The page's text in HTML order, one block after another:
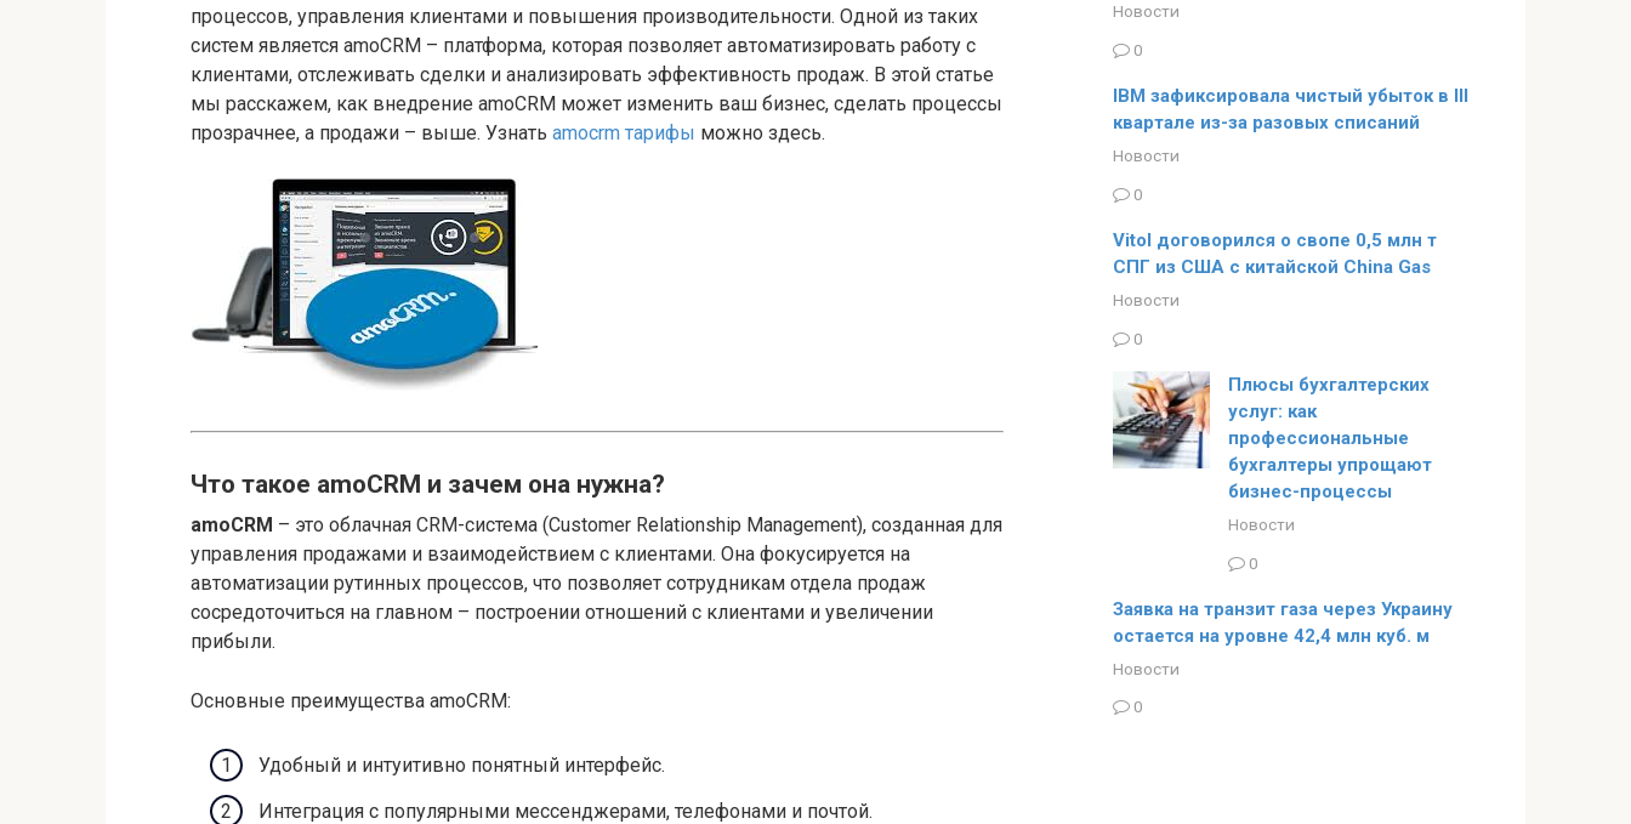
процессов, управления клиентами и повышения производительности. Одной из таких
систем является amoCRM – платформа, которая позволяет автоматизировать работу с
клиентами, отслеживать сделки и анализировать эффективность продаж. В этой статье
мы расскажем, как внедрение amoCRM может изменить ваш бизнес, сделать процессы
прозрачнее, а продажи – выше. Узнать amocrm тарифы можно здесь.
Что такое amoCRM и зачем она нужна?
amoCRM – это облачная CRM-система (Customer Relationship Management), созданная для
управления продажами и взаимодействием с клиентами. Она фокусируется на
автоматизации рутинных процессов, что позволяет сотрудникам отдела продаж
сосредоточиться на главном – построении отношений с клиентами и увеличении
прибыли.
Основные преимущества amoCRM:
Удобный и интуитивно понятный интерфейс.
Интеграция с популярными мессенджерами, телефонами и почтой.
Новости
0
IBM зафиксировала чистый убыток в III
квартале из-за разовых списаний
Новости
0
Vitol договорился о свопе 0,5 млн т
СПГ из США с китайской China Gas
Новости
0
Плюсы бухгалтерских
услуг: как
профессиональные
бухгалтеры упрощают
бизнес-процессы
Новости
0
Заявка на транзит газа через Украину
остается на уровне 42,4 млн куб. м
Новости
0